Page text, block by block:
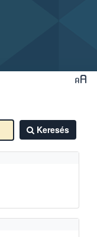
Keresés